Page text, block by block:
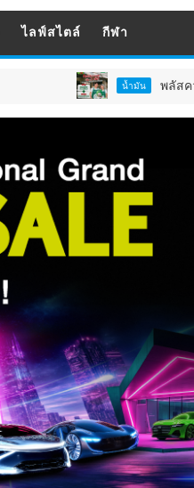
ไลฟ์สไตล์ กีฬา
พลัสความสุข ฟิน 2 ต่อ!